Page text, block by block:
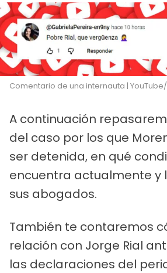
Comentario de una internauta |
A continuación
del caso por los que
ser detenida, en qué
encuentra actualmente y
sus abogados.
También te contaremos
relación con Jorge Rial
las declaraciones del